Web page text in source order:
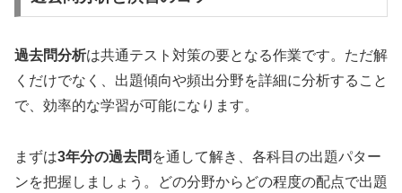
過去問分析は共通テスト対策の要となる作業です。ただ解
くだけでなく、出題傾向や頻出分野を詳細に分析すること
で、効率的な学習が可能になります。
まずは3年分の過去問 を通して解き、各科目の出題パター
ンを把握しましょう。どの分野からどの程度の配点で出題